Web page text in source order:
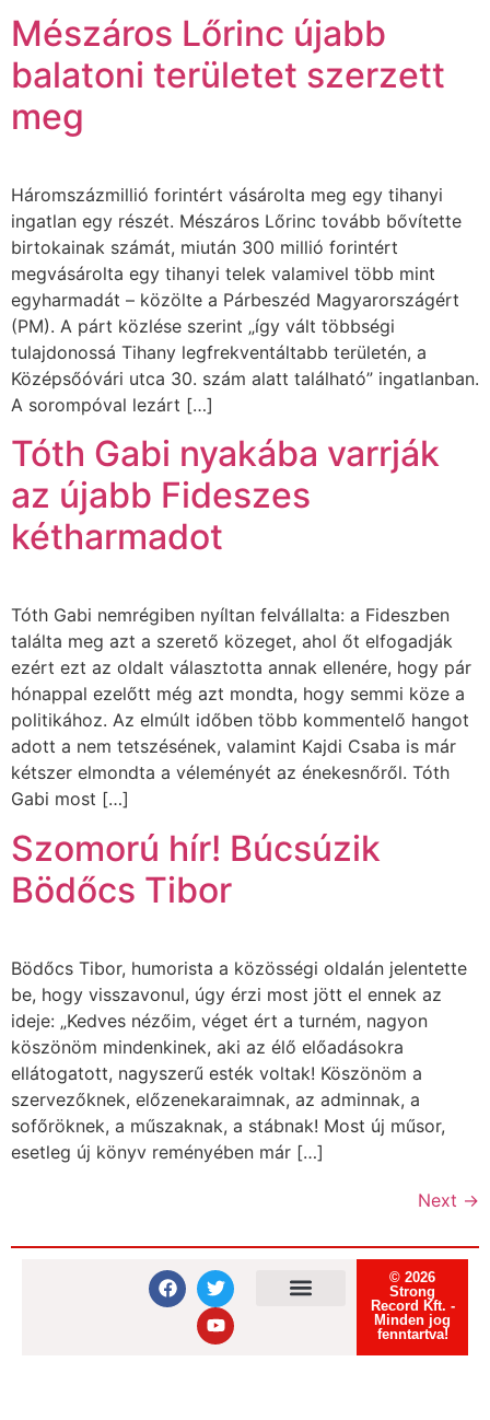
Mészáros Lőrinc újabb
balatoni területet szerzett
meg
Háromszázmillió forintért vásárolta meg egy tihanyi
ingatlan egy részét. Mészáros Lőrinc tovább bővítette
birtokainak számát, miután 300 millió forintért
megvásárolta egy tihanyi telek valamivel több mint
egyharmadát – közölte a Párbeszéd Magyarországért
(PM). A párt közlése szerint „így vált többségi
tulajdonossá Tihany legfrekventáltabb területén, a
Középsőóvári utca 30. szám alatt található” ingatlanban.
A sorompóval lezárt […]
Tóth Gabi nyakába varrják
az újabb Fideszes
kétharmadot
Tóth Gabi nemrégiben nyíltan felvállalta: a Fideszben
találta meg azt a szerető közeget, ahol őt elfogadják
ezért ezt az oldalt választotta annak ellenére, hogy pár
hónappal ezelőtt még azt mondta, hogy semmi köze a
politikához. Az elmúlt időben több kommentelő hangot
adott a nem tetszésének, valamint Kajdi Csaba is már
kétszer elmondta a véleményét az énekesnőről. Tóth
Gabi most […]
Szomorú hír! Búcsúzik
Bödőcs Tibor
Bödőcs Tibor, humorista a közösségi oldalán jelentette
be, hogy visszavonul, úgy érzi most jött el ennek az
ideje: „Kedves nézőim, véget ért a turném, nagyon
köszönöm mindenkinek, aki az élő előadásokra
ellátogatott, nagyszerű esték voltak! Köszönöm a
szervezőknek, előzenekaraimnak, az adminnak, a
sofőröknek, a műszaknak, a stábnak! Most új műsor,
esetleg új könyv reményében már […]
Next →
© 2026
Strong
Record Kft. -
Minden jog
fenntartva!